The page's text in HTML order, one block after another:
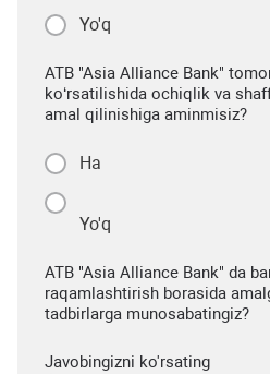
Yo'q
ATB "Asia Alliance Bank"
ko‘rsatilishida ochiqlik va
amal qilinishiga aminmisiz?
Ha
Yo'q
ATB "Asia Alliance Bank" da
raqamlashtirish borasida
tadbirlarga munosabatingiz?
Javobingizni ko'rsating